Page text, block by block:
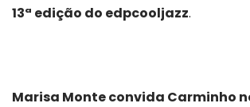
13ª edição do edpcooljazz.
Marisa Monte convida Carminho